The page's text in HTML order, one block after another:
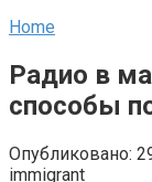
Home
Радио в
способы
Опубликовано:
immigrant